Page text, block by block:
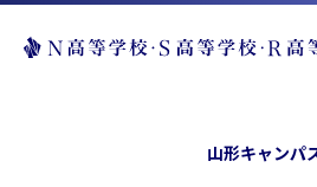
山形キャンパ